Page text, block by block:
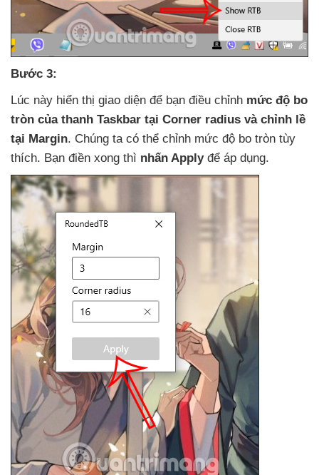
Bước 3:
Lúc này hiển thị giao diện để bạn điều chỉnh mức độ bo
tròn của thanh Taskbar tại Corner radius và chỉnh lề
tại Margin. Chúng ta có thể chỉnh mức độ bo tròn tùy
thích. Bạn điền xong thì nhấn Apply để áp dụng.